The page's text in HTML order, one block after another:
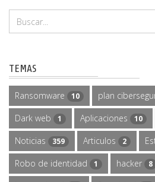
TEMAS
Ransomware 10 plan
Dark web 1 Aplicaciones 10
Noticias 359 Articulos 2
Robo de identidad 1 hacker 8